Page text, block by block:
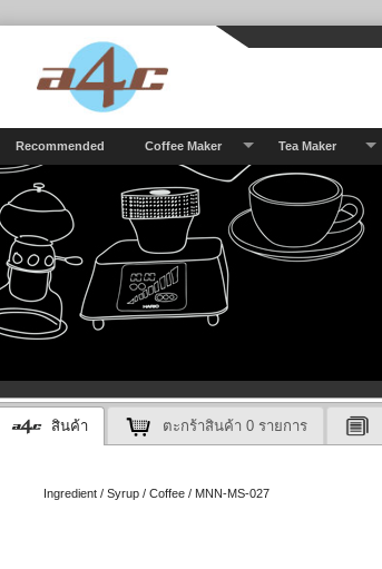
Recommended Coffee Maker Tea Maker
สินค้า ตะกร้าสินค้า0 รายการ
Ingredient / Syrup / Coffee / MNN-MS-027